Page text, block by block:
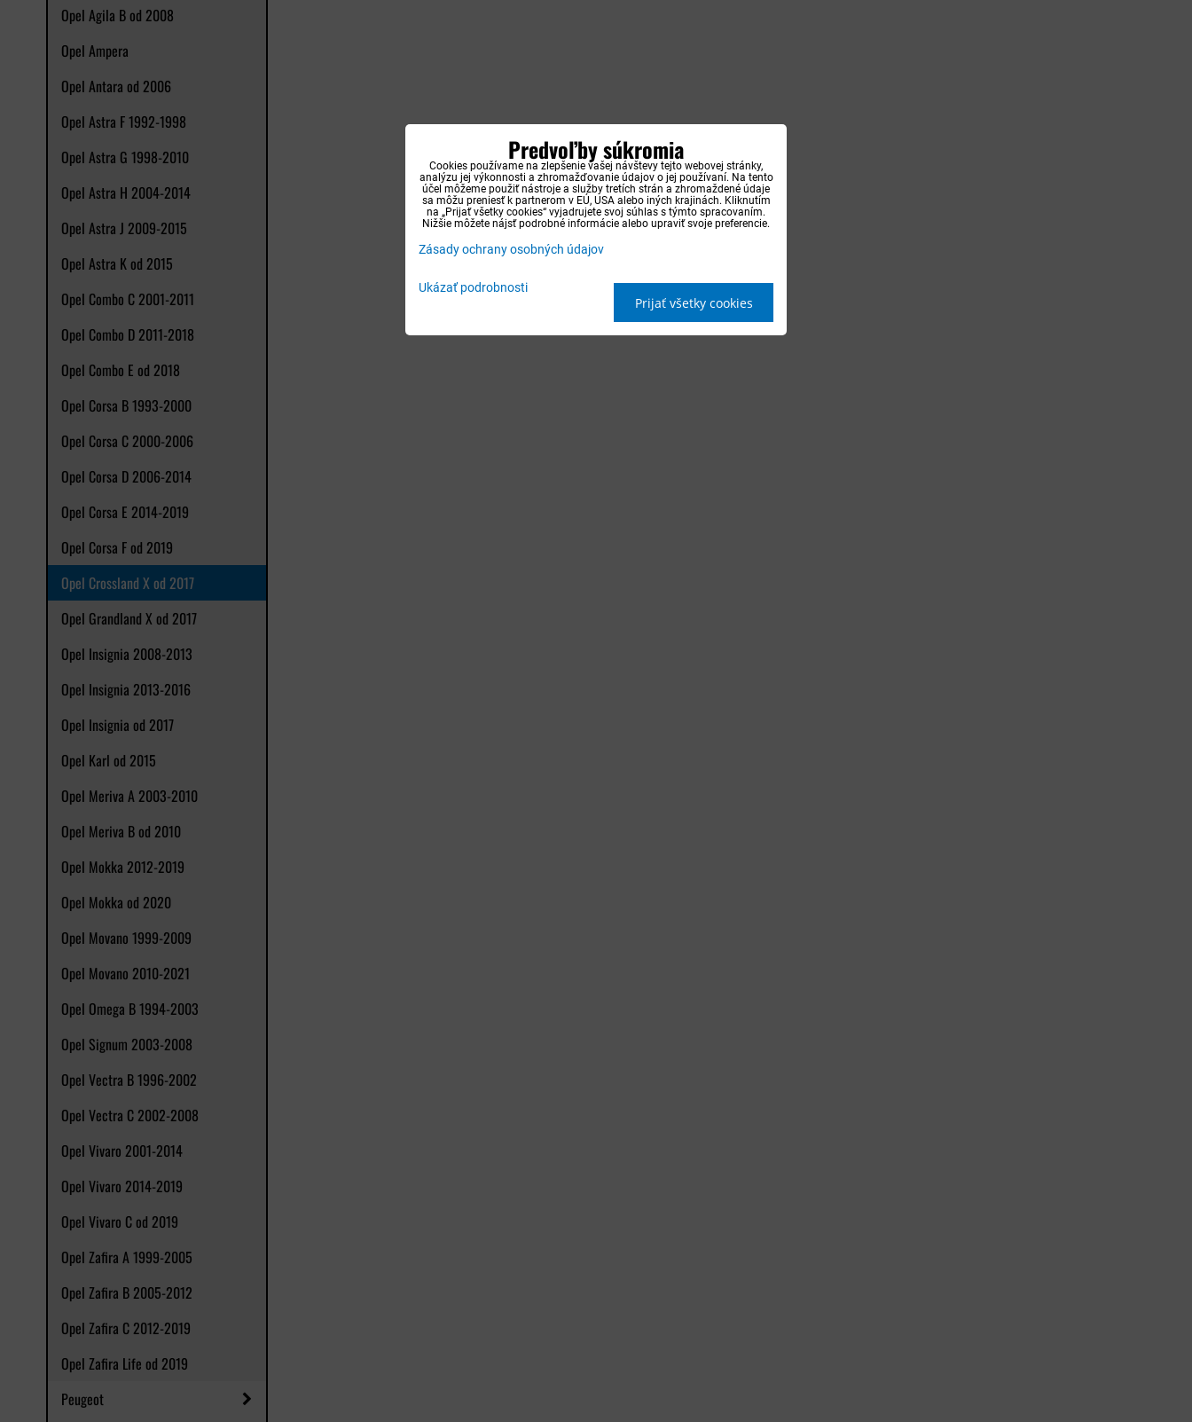
Opel Agila B od 2008
Opel Ampera
Opel Antara od 2006
Opel Astra F 1992-1998
Opel Astra G 1998-2010
Opel Astra H 2004-2014
Opel Astra J 2009-2015
Opel Astra K od 2015
Opel Combo C 2001-2011
Opel Combo D 2011-2018
Opel Combo E od 2018
Opel Corsa B 1993-2000
Opel Corsa C 2000-2006
Opel Corsa D 2006-2014
Opel Corsa E 2014-2019
Opel Corsa F od 2019
Opel Crossland X od 2017
Opel Grandland X od 2017
Opel Insignia 2008-2013
Opel Insignia 2013-2016
Opel Insignia od 2017
Opel Karl od 2015
Opel Meriva A 2003-2010
Opel Meriva B od 2010
Opel Mokka 2012-2019
Opel Mokka od 2020
Opel Movano 1999-2009
Opel Movano 2010-2021
Opel Omega B 1994-2003
Opel Signum 2003-2008
Opel Vectra B 1996-2002
Opel Vectra C 2002-2008
Opel Vivaro 2001-2014
Opel Vivaro 2014-2019
Opel Vivaro C od 2019
Opel Zafira A 1999-2005
Opel Zafira B 2005-2012
Opel Zafira C 2012-2019
Opel Zafira Life od 2019
Peugeot
Predvoľby súkromia
Cookies používame na zlepšenie vašej návštevy tejto webovej stránky,
analýzu jej výkonnosti a zhromažďovanie údajov o jej používaní. Na tento
účel môžeme použiť nástroje a služby tretích strán a zhromaždené údaje
sa môžu preniesť k partnerom v EÚ, USA alebo iných krajinách. Kliknutím
na „Prijať všetky cookies“ vyjadrujete svoj súhlas s týmto spracovaním.
Nižšie môžete nájsť podrobné informácie alebo upraviť svoje preferencie.
Zásady ochrany osobných údajov
Ukázať podrobnosti
Prijať všetky cookies